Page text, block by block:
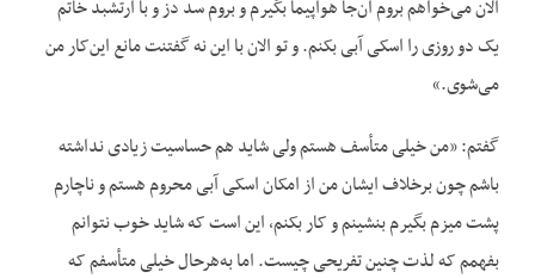
الان می‌خواهم بروم آن‌جا هواپیما بگیرم و بروم سد دز و با ارتشبد خاتم
یک دو روزی را اسکی آبی بکنم. و تو الان با این نه گفتنت مانع این‌کار من
می‌شوی.»
گفتم: «من خیلی متأسف هستم ولی شاید هم حساسیت زیادی نداشته
باشم چون برخلاف ایشان من از امکان اسکی آبی محروم هستم و ناچارم
پشت میزم بگیرم بنشینم و کار بکنم، این است که شاید خوب نتوانم
بفهمم که لذت چنین تفریحی چیست. اما به‌هرحال خیلی متأسفم که